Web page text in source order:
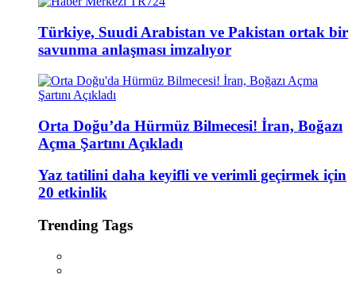
Türkiye, Suudi Arabistan ve Pakistan ortak bir
savunma anlaşması imzalıyor
Orta Doğu’da Hürmüz Bilmecesi! İran, Boğazı
Açma Şartını Açıkladı
Yaz tatilini daha keyifli ve verimli geçirmek için
20 etkinlik
Trending Tags